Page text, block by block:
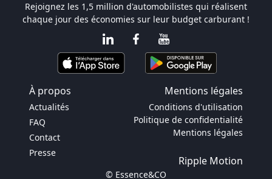
Rejoignez les 1,5 million d'automobilistes qui réalisent
chaque jour des économies sur leur budget carburant !
À propos Mentions légales
Actualités
FAQ
Contact
Presse
Conditions d'utilisation
Politique de confidentialité
Mentions légales
Ripple Motion
© Essence&CO